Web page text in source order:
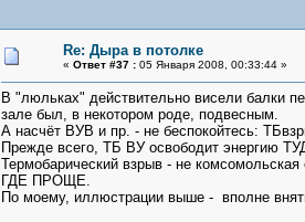
Re: Дыра в потолке
« Ответ #37 : 05 Января 2008, 00:33:44 »
В "люльках" действительно висели балки
зале был, в некотором роде, подвесным.
А насчёт ВУВ и пр. - не беспокойтесь:
Прежде всего, ТБ ВУ освободит энергию
Термобарический взрыв - не
ГДЕ ПРОЩЕ.
По моему, иллюстрации выше - вполне